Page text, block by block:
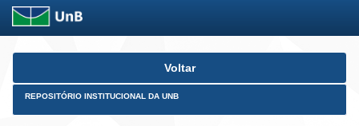
Skip
Voltar
REPOSITÓRIO INSTITUCIONAL DA UNB